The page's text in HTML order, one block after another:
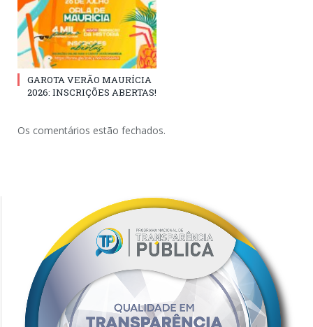
GAROTA VERÃO MAURÍCIA
2026: INSCRIÇÕES ABERTAS!
Os comentários estão fechados.